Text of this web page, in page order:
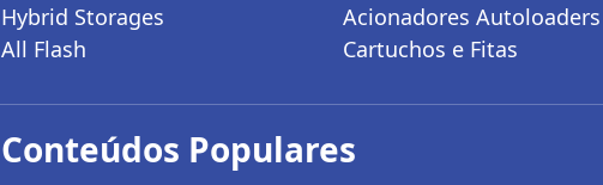
Hybrid Storages
All Flash
Acionadores Autoloaders
Cartuchos e Fitas
Conteúdos Populares